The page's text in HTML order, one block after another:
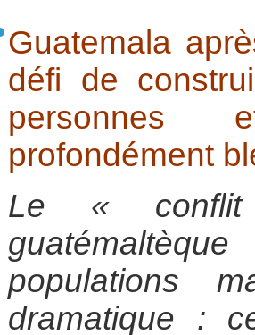
Guatemala
défi de
personnes
profondément
Le «
populations
dramatique :